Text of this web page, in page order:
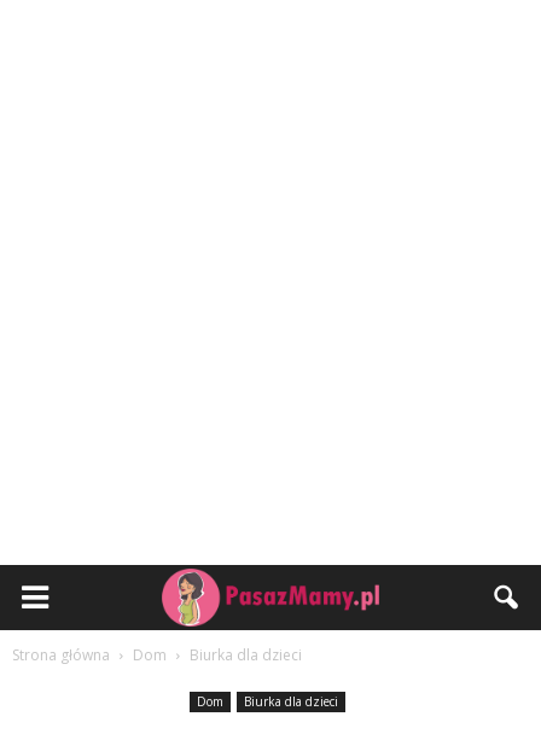
Strona główna Dom Biurka dla dzieci
Dom Biurka dla dzieci